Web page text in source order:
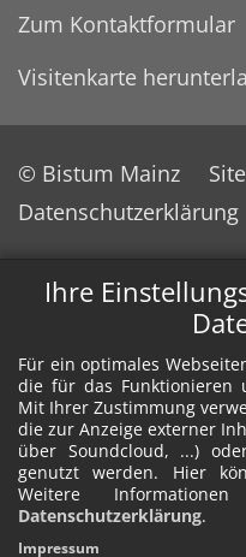
Ihre
Für ein optimales
die für das Funktionieren
Mit Ihrer Zustimmung
die zur Anzeige externer
über Soundcloud, ...)
genutzt werden. Hier
Weitere
Datenschutzerklärung.
Impressum
Zum Kontaktformular
Visitenkarte
© Bistum Mainz
Datenschutzerklärung